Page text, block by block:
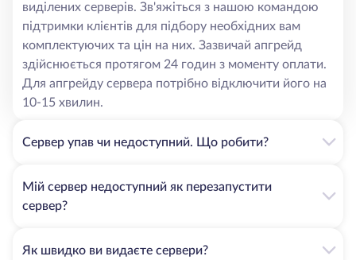
виділених серверів. Зв'яжіться з нашою командою
підтримки клієнтів для підбору необхідних вам
комплектуючих та цін на них. Зазвичай апгрейд
здійснюється протягом 24 годин з моменту оплати.
Для апгрейду сервера потрібно відключити його на
10-15 хвилин.
Сервер упав чи недоступний. Що робити?
Мій сервер недоступний як перезапустити
сервер?
Як швидко ви видаєте сервери?